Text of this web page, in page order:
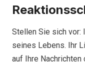
Stellen Sie sich vor:
seines Lebens. Ihr
auf Ihre Nachrichten